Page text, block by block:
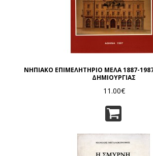
ΝΗΠΙΑΚΟ ΕΠΙΜΕΛΗΤΗΡΙΟ ΜΕΛΑ 1887-
ΔΗΜΙΟΥΡΓΙΑΣ
11.00€